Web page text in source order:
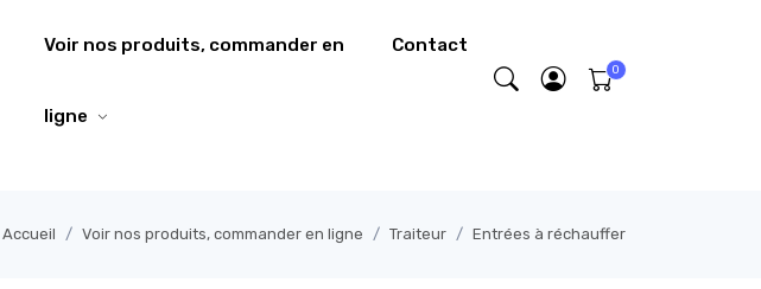
Voir nos produits, commander en
ligne
Contact
Accueil Voir nos produits, commander en ligne Traiteur Entrées à réchauffer